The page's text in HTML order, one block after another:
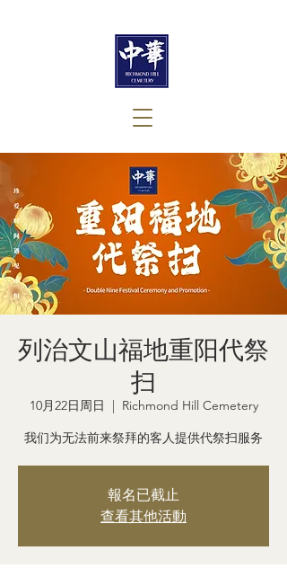
列治文山福地重阳代祭
扫
10月22日周日
Richmond Hill Cemetery
我们为无法前来祭拜的客人提供代祭扫服务
報名已截止
查看其他活動